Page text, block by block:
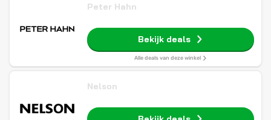
Peter Hahn
Bekijk deals
Alle deals van deze winkel
Nelson